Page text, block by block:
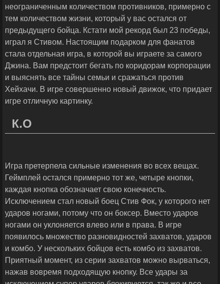
неограниченным количеством противников, примерно с
тем количеством жизни, который у вас остался от
предыдущего бойца. Кстати мой рекорд был 23 победы,
играл я Стивом. Настоящим подарком для фанатов
стала отдельная игра, в которой вы играете за самого
Джина. Вам предстоит бегать по коридорам корпорации
и выяснять все тайны семьи и сражаться против
Хейхачи. В игре совершенно новый движок, что придает
игре отличную картинку.
К.О
Игра претерпела сильные изменения во всех вещах.
Геймплей остался примерно тот же, четыре кнопки,
каждая кнопка обозначает свою конечность.
Исключением стал новый боец Стив Фок, у которого нет
ударов ногами, потому что он боксер. Вместо ударов
ногами он уклоняется влево или в права. В игре
появилось множество разновидностей захватов, ударов
и комбо. У нескольких бойцов есть комбо из захватов.
Приятный момент, из серии захватов можно вырваться,
нажав вовремя подходящую кнопку. Все удары за